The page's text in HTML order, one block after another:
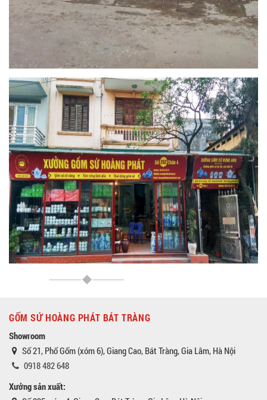
GỐM SỨ HOÀNG PHÁT BÁT TRÀNG
Showroom
Số 21, Phố Gốm (xóm 6), Giang Cao, Bát Tràng, Gia Lâm, Hà Nội
0918 482 648
Xưởng sản xuất: